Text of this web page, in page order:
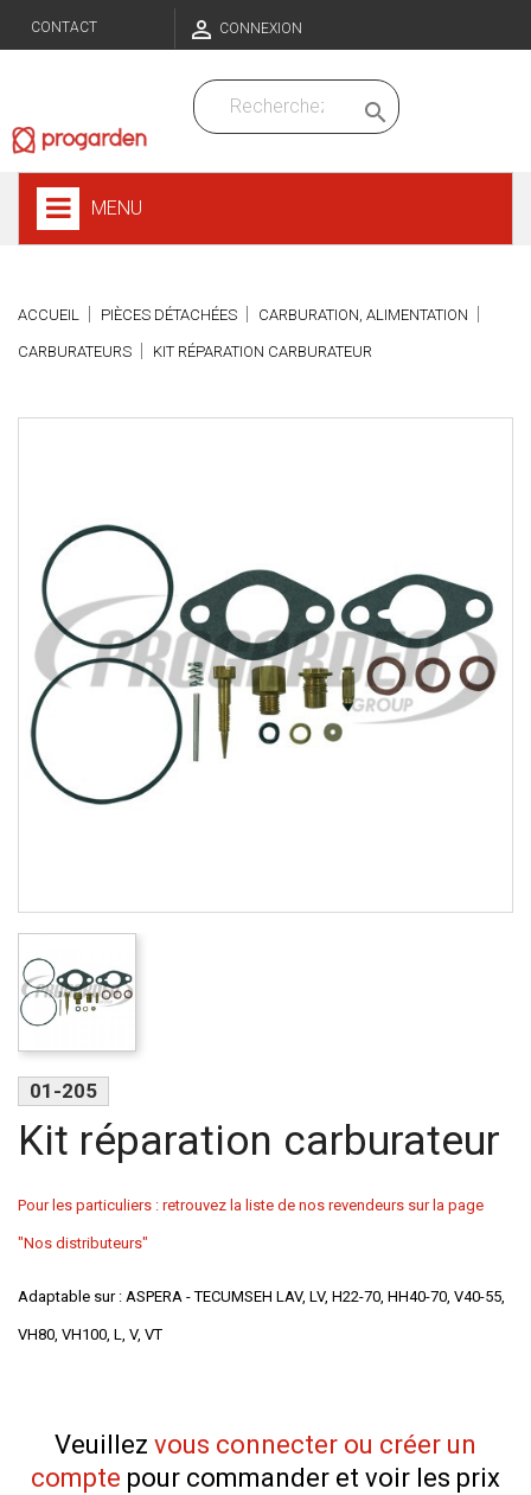
CONTACT  CONNEXION

MENU
ACCUEIL PIÈCES DÉTACHÉES CARBURATION, ALIMENTATION
CARBURATEURS KIT RÉPARATION CARBURATEUR
01-205
Kit réparation carburateur
Pour les particuliers : retrouvez la liste de nos revendeurs sur la page
"Nos distributeurs"
Adaptable sur : ASPERA - TECUMSEH LAV, LV, H22-70, HH40-70, V40-55,
VH80, VH100, L, V, VT
Veuillez vous connecter ou créer un
compte pour commander et voir les prix